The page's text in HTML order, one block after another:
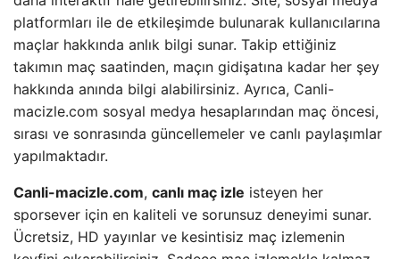
platformları ile de etkileşimde bulunarak kullanıcılarına
maçlar hakkında anlık bilgi sunar. Takip ettiğiniz
takımın maç saatinden, maçın gidişatına kadar her şey
hakkında anında bilgi alabilirsiniz. Ayrıca, Canli-
macizle.com sosyal medya hesaplarından maç öncesi,
sırası ve sonrasında güncellemeler ve canlı paylaşımlar
yapılmaktadır.
Canli-macizle.com, canlı maç izle isteyen her
sporsever için en kaliteli ve sorunsuz deneyimi sunar.
Ücretsiz, HD yayınlar ve kesintisiz maç izlemenin